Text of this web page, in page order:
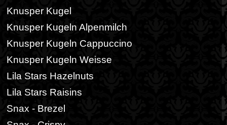
Knusper Kugel
Knusper Kugeln Alpenmilch
Knusper Kugeln Cappuccino
Knusper Kugeln Weisse
Lila Stars Hazelnuts
Lila Stars Raisins
Snax - Brezel